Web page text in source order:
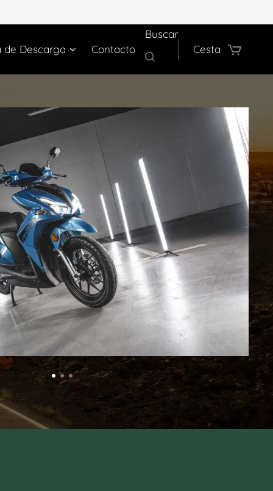
de Descarga Contacto
Buscar
Cesta